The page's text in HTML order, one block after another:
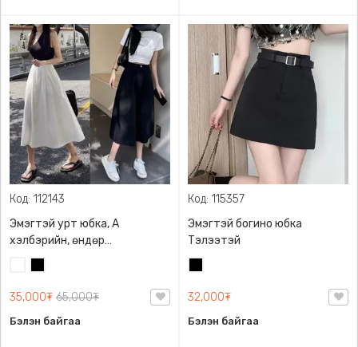
Код: 112143
Эмэгтэй урт юбка, A
хэлбэрийн, өндөр
бэлхүүстэй, шилбэний
урттай
35,000₮ 65,000₮
Бэлэн байгаа
Код: 115357
Эмэгтэй богино юбка
Тэлээтэй
32,000₮
Бэлэн байгаа